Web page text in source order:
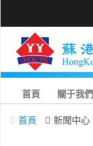
首頁 關于我們
首頁 新聞中心